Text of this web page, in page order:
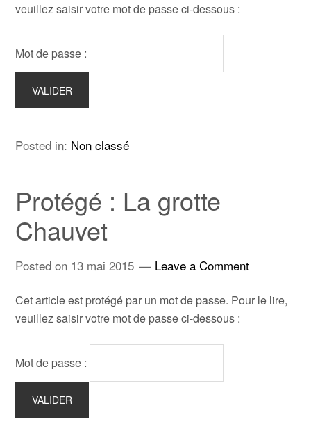
veuillez saisir votre mot de passe ci-dessous :
Mot de passe :
Posted in: Non classé
Protégé : La grotte
Chauvet
Posted on 13 mai 2015 Leave a Comment
Cet article est protégé par un mot de passe. Pour le lire,
veuillez saisir votre mot de passe ci-dessous :
Mot de passe :